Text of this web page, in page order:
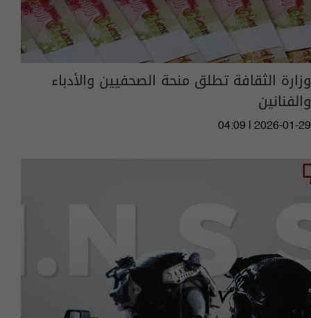
وزارة الثقافة تطلق منحة الصحفيين والأدباء
والفنانين
04:09 | 2026-01-29